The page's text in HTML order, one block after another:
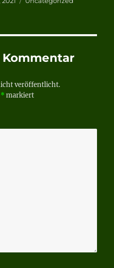
veröffentlicht.
*markiert